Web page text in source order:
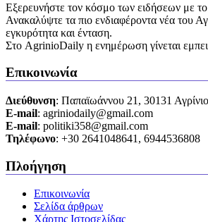
Εξερευνήστε τον κόσμο των ειδήσεων με
Ανακαλύψτε τα πιο ενδιαφέροντα νέα του
εγκυρότητα και ένταση.
Στο AgrinioDaily η ενημέρωση γίνεται
Επικοινωνία
Διεύθυνση: Παπαϊωάννου 21, 30131 Αγρίνιο
Ε-mail: agriniodaily@gmail.com
Ε-mail: politiki358@gmail.com
Τηλέφωνο: +30 2641048641, 6944536808
Πλοήγηση
Επικοινωνία
Σελίδα άρθρων
Χάρτης Ιστοσελίδας